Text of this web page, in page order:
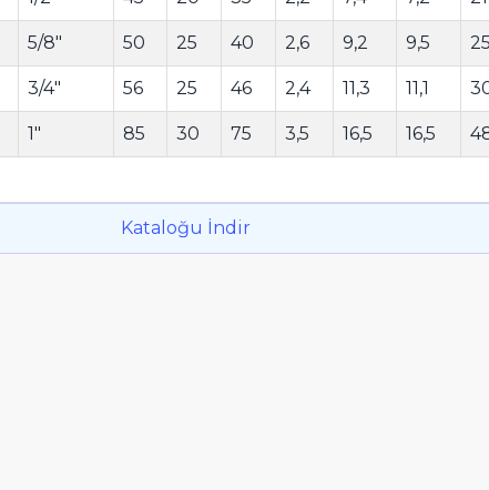
5/8" 50 25 40 2,6 9,2 9,5
3/4" 56 25 46 2,4 11,3 11,1
1" 85 30 75 3,5 16,5 16,5
Kataloğu İndir